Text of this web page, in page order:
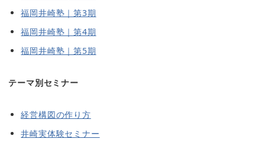
福岡井崎塾｜第3期
福岡井崎塾｜第4期
福岡井崎塾｜第5期
テーマ別セミナー
経営構図の作り方
井崎実体験セミナー